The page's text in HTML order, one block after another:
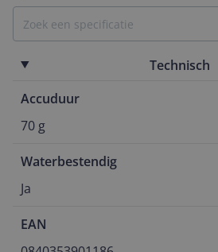
Technisch
Accuduur
70 g
Waterbestendig
Ja
EAN